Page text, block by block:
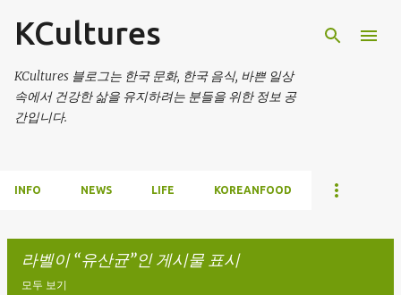
KCultures
KCultures 블로그는 한국 문화, 한국 음식, 바쁜 일상
속에서 건강한 삶을 유지하려는 분들을 위한 정보 공
간입니다.
INFO NEWS LIFE KOREANFOOD
라벨이 유산균 인 게시물 표시
모두 보기